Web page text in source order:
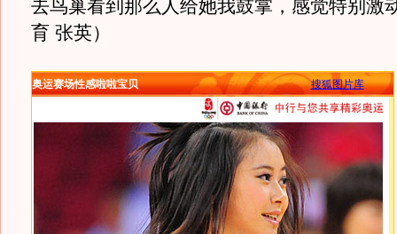
去鸟巢看到那么人给她我鼓掌，感觉特别激
育 张英）
奥运赛场性感啦啦宝贝 搜狐图片库